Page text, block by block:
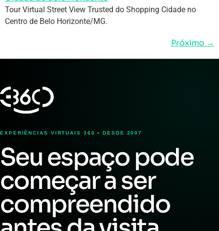
Tour Virtual Street View Trusted do Shopping Cidade no
Centro de Belo Horizonte/MG.
Próximo →
EXPERIÊNCIAS VIRTUAIS 360 • DESDE 2007
Seu espaço pode
começar a ser
compreendido